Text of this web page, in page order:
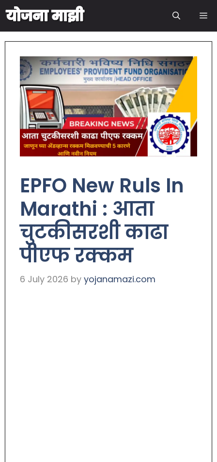
EPFO New Ruls In
Marathi : आता
चुटकीसरशी काढा
पीएफ रक्कम
6 July 2026 by yojanamazi.com